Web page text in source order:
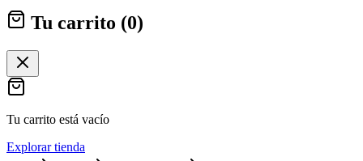
Tu carrito (0)
Tu carrito está vacío
Explorar tienda